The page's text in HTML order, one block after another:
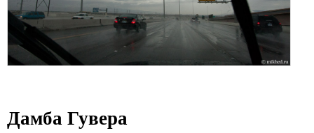
Дамба Гувера